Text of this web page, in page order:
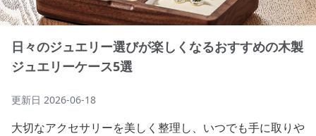
日々のジュエリー選びが楽しくなるおすすめの木製
ジュエリーケース5選
更新日 2026-06-18
大切なアクセサリーを美しく整理し、いつでも手に取りや